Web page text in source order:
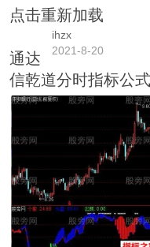
点击重新加载
ihzx
2021-8-20
通达
信乾道分时指标公式